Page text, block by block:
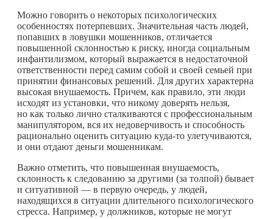
Можно говорить о некоторых психологических
особенностях потерпевших. Значительная часть людей,
попавших в ловушки мошенников, отличается
повышенной склонностью к риску, иногда социальным
инфантилизмом, который выражается в недостаточной
ответственности перед самим собой и своей семьей при
принятии финансовых решений. Для других характерна
высокая внушаемость. Причем, как правило, эти люди
исходят из установки, что никому доверять нельзя,
но как только лично сталкиваются с профессиональным
манипулятором, вся их недоверчивость и способность
рационально оценить ситуацию куда-то улетучиваются,
и они отдают деньги мошенникам.
Важно отметить, что повышенная внушаемость,
склонность к следованию за другими (за толпой) бывает
и ситуативной — в первую очередь, у людей,
находящихся в ситуации длительного психологического
стресса. Например, у должников, которые не могут